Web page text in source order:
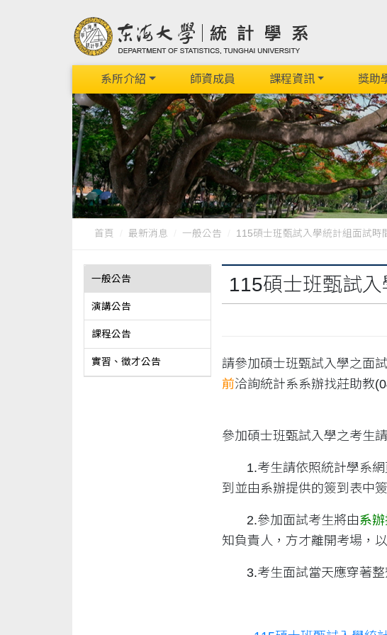
系所介紹 師資成員 課程資訊 獎助
首頁 最新消息 一般公告 115碩士班甄試入學統計組面試時
一般公告
演講公告
課程公告
實習、徵才公告
115碩士班甄試
請參加碩士班甄試入學之面
前洽詢統計系系辦找莊助教
參加碩士班甄試入學之考生
1.考生請依照統計學系網
到並由系辦提供的簽到表中簽
2.參加面試考生將由系
知負責人，方才離開考場，
3.考生面試當天應穿著整